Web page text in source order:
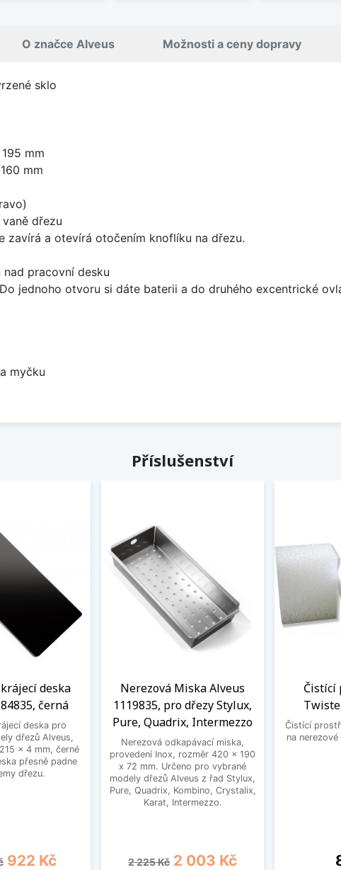
O značce Alveus Možnosti a ceny dopravy
sklo
mm
mm
dřezu
zavírá a otevírá otočením knoflíku na dřezu.
nad pracovní desku
Do jednoho otvoru si dáte baterii a do druhého excentrické
myčku
Příslušenství
deska
černá
deska pro
dřezů Alveus,
x 4 mm, černé
přesně padne
dřezu.
Cena
922 Kč
Nerezová Miska Alveus
1119835, pro dřezy Stylux,
Pure, Quadrix, Intermezzo
Nerezová odkapávací miska,
provedení Inox, rozměr 420 x 190
x 72 mm. Určeno pro vybrané
modely dřezů Alveus z řad Stylux,
Pure, Quadrix, Kombino, Crystalix,
Karat, Intermezzo.
Běžná cena
2 225 Kč Cena
2 003 Kč
Čistící
Čistící
na